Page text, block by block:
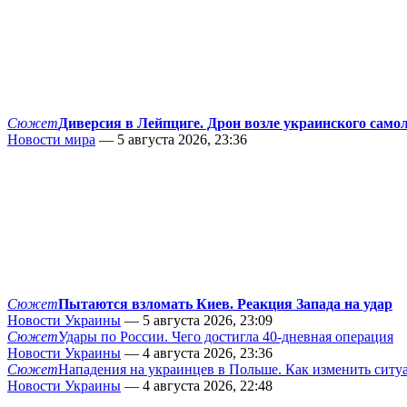
СюжетДиверсия в Лейпциге. Дрон возле украинского
Новости мира — 5 августа 2026, 23:36
СюжетПытаются взломать Киев. Реакция Запада на удар
Новости Украины — 5 августа 2026, 23:09
СюжетУдары по России. Чего достигла 40-дневная операция
Новости Украины — 4 августа 2026, 23:36
СюжетНападения на украинцев в Польше. Как изменить
Новости Украины — 4 августа 2026, 22:48